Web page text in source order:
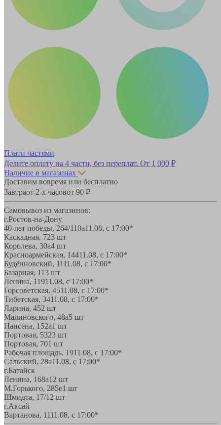
Плати частями
Делите оплату на 4 части, без переплат. От 1 000 ₽
Наличие в магазинах
Доставим вовремя или бесплатно
Завтраот 2-х часовот 90 ₽
Самовывоз из магазинов:
г.Ростов-на-Дону
40-лет победы, 264/110а11.08, с 17:00*
Каскадная, 723 шт
Королева, 30а4 шт
Красноармейская, 14411.08, с 17:00*
Будённовский, 1111.08, с 17:00*
Базарная, 113 шт
Ленина, 11911.08, с 17:00*
Горсоветская, 4511.08, с 17:00*
Тибетская, 3411.08, с 17:00*
Ларина, 452 шт
Малиновского, 48а5 шт
Нансена, 152а1 шт
Портовая, 5323 шт
Портовая, 701 шт
Рабочая площадь, 1911.08, с 17:00*
Сальский, 28a11.08, с 17:00*
г.Батайск
Ленина, 168а12 шт
М.Горького, 285е1 шт
Шмидта, 17/1 2 шт
г.Аксай
Вартанова, 1111.08, с 17:00*